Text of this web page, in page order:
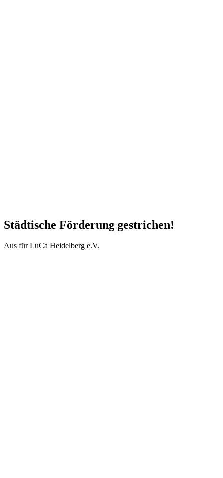
Städtische Förderung gestrichen!
Aus für LuCa Heidelberg e.V.